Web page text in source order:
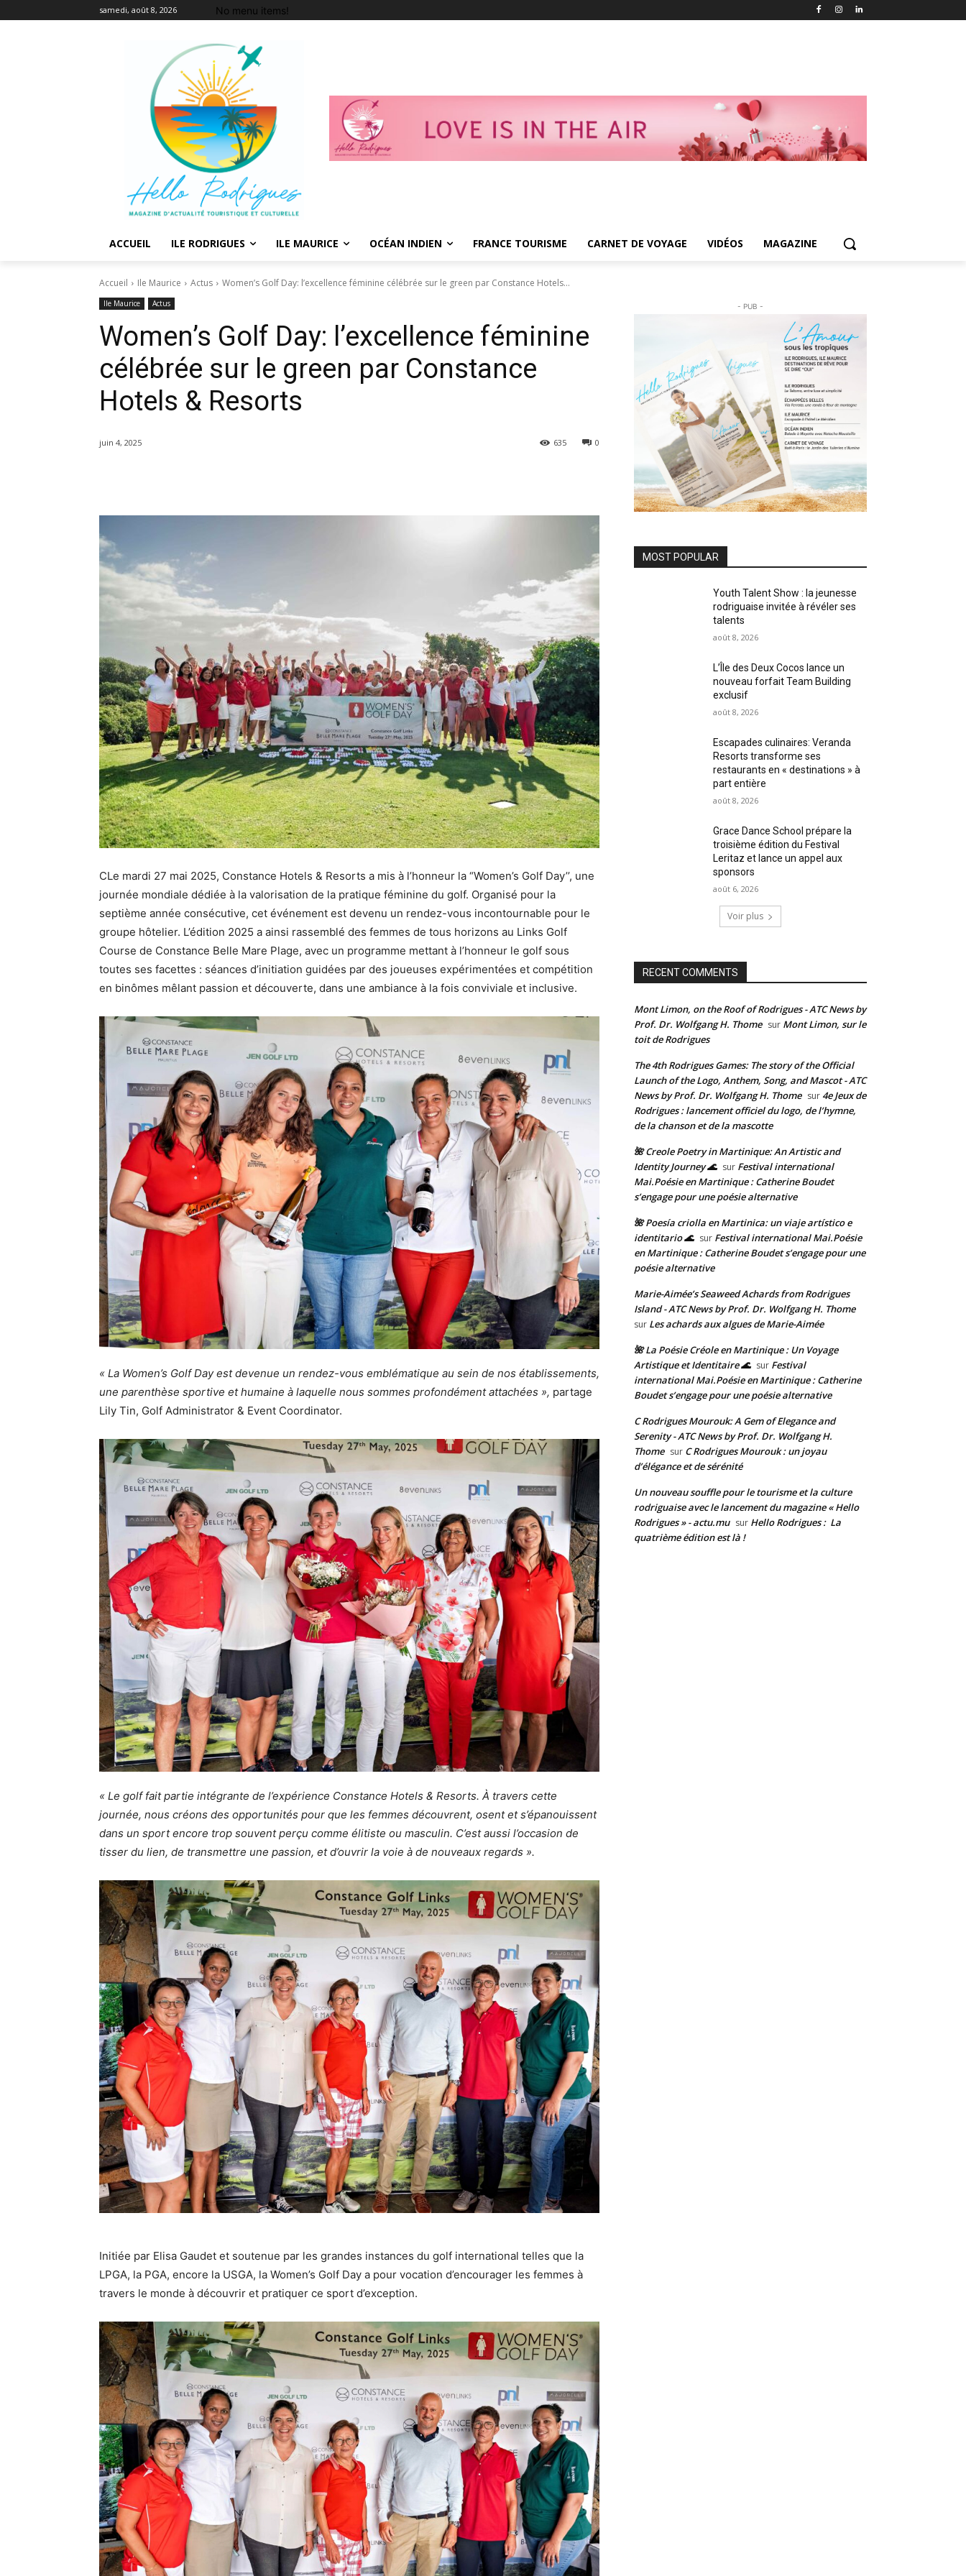
samedi, août 8, 2026 No menu items!
ACCUEIL ILE RODRIGUES ILE MAURICE OCÉAN INDIEN FRANCE TOURISME CARNET DE VOYAGE VIDÉOS MAGAZINE
Accueil Ile Maurice Actus Women’s Golf Day: l’excellence féminine célébrée sur le green par Constance Hotels...
Ile Maurice Actus
Women’s Golf Day: l’excellence féminine
célébrée sur le green par Constance
Hotels & Resorts
juin 4, 2025 0
635
CLe mardi 27 mai 2025, Constance Hotels & Resorts a mis à l’honneur la “Women’s Golf Day’’, une
journée mondiale dédiée à la valorisation de la pratique féminine du golf. Organisé pour la
septième année consécutive, cet événement est devenu un rendez-vous incontournable pour le
groupe hôtelier. L’édition 2025 a ainsi rassemblé des femmes de tous horizons au Links Golf
Course de Constance Belle Mare Plage, avec un programme mettant à l’honneur le golf sous
toutes ses facettes : séances d’initiation guidées par des joueuses expérimentées et compétition
en binômes mêlant passion et découverte, dans une ambiance à la fois conviviale et inclusive.
« La Women’s Golf Day est devenue un rendez-vous emblématique au sein de nos établissements,
une parenthèse sportive et humaine à laquelle nous sommes profondément attachées », partage
Lily Tin, Golf Administrator & Event Coordinator.
« Le golf fait partie intégrante de l’expérience Constance Hotels & Resorts. À travers cette
journée, nous créons des opportunités pour que les femmes découvrent, osent et s’épanouissent
dans un sport encore trop souvent perçu comme élitiste ou masculin. C’est aussi l’occasion de
tisser du lien, de transmettre une passion, et d’ouvrir la voie à de nouveaux regards ».
Initiée par Elisa Gaudet et soutenue par les grandes instances du golf international telles que la
LPGA, la PGA, encore la USGA, la Women’s Golf Day a pour vocation d’encourager les femmes à
travers le monde à découvrir et pratiquer ce sport d’exception.
- PUB -
MOST POPULAR
Youth Talent Show : la jeunesse
rodriguaise invitée à révéler ses
talents
août 8, 2026
L’Île des Deux Cocos lance un
nouveau forfait Team Building
exclusif
août 8, 2026
Escapades culinaires: Veranda
Resorts transforme ses
restaurants en « destinations » à
part entière
août 8, 2026
Grace Dance School prépare la
troisième édition du Festival
Leritaz et lance un appel aux
sponsors
août 6, 2026
Voir plus
RECENT COMMENTS
Mont Limon, on the Roof of Rodrigues - ATC News by
Prof. Dr. Wolfgang H. Thome sur Mont Limon, sur le
toit de Rodrigues
The 4th Rodrigues Games: The story of the Official
Launch of the Logo, Anthem, Song, and Mascot - ATC
News by Prof. Dr. Wolfgang H. Thome sur4e Jeux de
Rodrigues : lancement officiel du logo, de l’hymne,
de la chanson et de la mascotte
🌺 Creole Poetry in Martinique: An Artistic and
Identity Journey 🌊 sur Festival international
Mai.Poésie en Martinique : Catherine Boudet
s’engage pour une poésie alternative
🌺 Poesía criolla en Martinica: un viaje artístico e
identitario 🌊 sur Festival international Mai.Poésie
en Martinique : Catherine Boudet s’engage pour une
poésie alternative
Marie-Aimée’s Seaweed Achards from Rodrigues
Island - ATC News by Prof. Dr. Wolfgang H. Thome
sur Les achards aux algues de Marie-Aimée
🌺 La Poésie Créole en Martinique : Un Voyage
Artistique et Identitaire 🌊 sur Festival
international Mai.Poésie en Martinique : Catherine
Boudet s’engage pour une poésie alternative
C Rodrigues Mourouk: A Gem of Elegance and
Serenity - ATC News by Prof. Dr. Wolfgang H.
Thome sur C Rodrigues Mourouk : un joyau
d’élégance et de sérénité
Un nouveau souffle pour le tourisme et la culture
rodriguaise avec le lancement du magazine « Hello
Rodrigues » - actu.mu sur Hello Rodrigues : La
quatrième édition est là !